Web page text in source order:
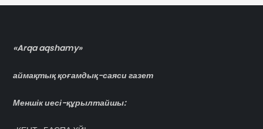
«Arqa aqshamy»
аймақтық қоғамдық-саяси газет
Меншік иесі-құрылтайшы: